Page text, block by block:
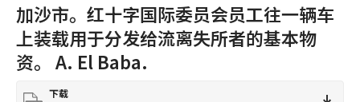
加沙市。红十字国际委员会员工往一辆车
上装载用于分发给流离失所者的基本物
资。 A. El Baba.
下载